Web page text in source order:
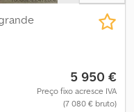
5 950 €
Preço fixo acresce IVA
(7 080 € bruto)